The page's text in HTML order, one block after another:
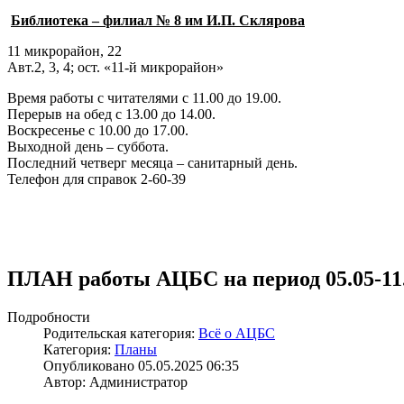
Библиотека – филиал № 8 им И.П. Склярова
11 микрорайон, 22
Авт.2, 3, 4; ост. «11-й микрорайон»
Время работы с читателями с 11.00 до 19.00.
Перерыв на обед с 13.00 до 14.00.
Воскресенье с 10.00 до 17.00.
Выходной день – суббота.
Последний четверг месяца – санитарный день.
Телефон для справок 2-60-39
ПЛАН работы АЦБС на период 05.05-
Подробности
Родительская категория: Всё о АЦБС
Категория: Планы
Опубликовано 05.05.2025 06:35
Автор: Администратор